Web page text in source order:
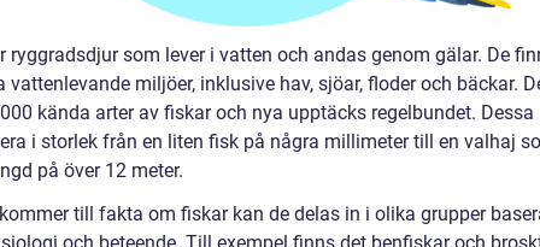
ryggradsdjur som lever i vatten och andas genom gälar. De
vattenlevande miljöer, inklusive hav, sjöar, floder och bäckar.
kända arter av fiskar och nya upptäcks regelbundet. Dessa
i storlek från en liten fisk på några millimeter till en valhaj
på över 12 meter.
till fakta om fiskar kan de delas in i olika grupper